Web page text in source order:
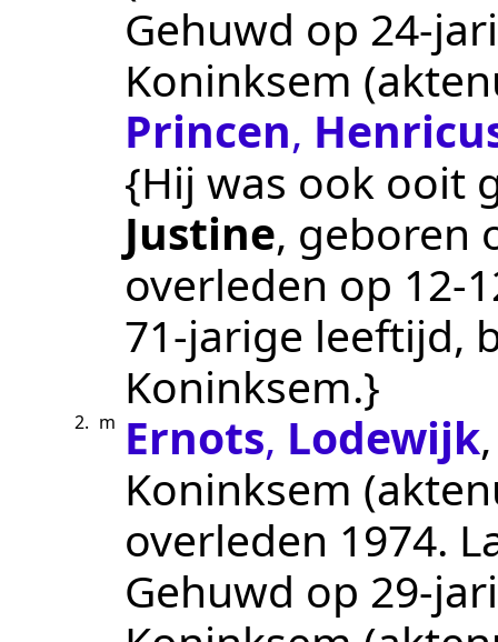
Gehuwd op 24-
Koninksem
Princen,
{Hij was ook ooit
Justine, geboren
overleden op
71-jarige leeftijd,
Koninksem.}
2. m Ernots, Lodewijk
Koninksem
overleden 1974.
Gehuwd op 29-